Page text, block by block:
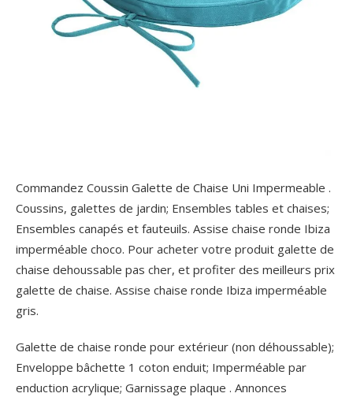
Commandez Coussin Galette de Chaise Uni Impermeable .
Coussins, galettes de jardin; Ensembles tables et chaises;
Ensembles canapés et fauteuils. Assise chaise ronde Ibiza
imperméable choco. Pour acheter votre produit galette de
chaise dehoussable pas cher, et profiter des meilleurs prix
galette de chaise. Assise chaise ronde Ibiza imperméable
gris.
Galette de chaise ronde pour extérieur (non déhoussable);
Enveloppe bâchette 1 coton enduit; Imperméable par
enduction acrylique; Garnissage plaque . Annonces